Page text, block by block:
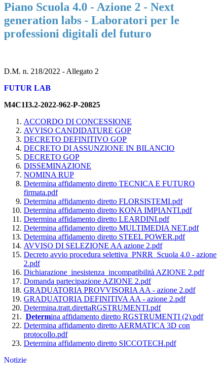
Piano Scuola 4.0 - Azione 2 - Next
generation labs - Laboratori per le
professioni digitali del futuro
D.M. n. 218/2022 - Allegato 2
FUTUR LAB
M4C1I3.2-2022-962-P-20825
ACCORDO DI CONCESSIONE
AVVISO CANDIDATURE GOP
DECRETO DEFINITIVO GOP
DECRETO DI ASSUNZIONE IN BILANCIO
DECRETO GOP
DISSEMINAZIONE
NOMINA RUP
Determina affidamento diretto TECNICA E FUTURO
firmata.pdf
Determina affidamento diretto FLORSISTEMI.pdf
Determina affidamento diretto KONA IMPIANTI.pdf
Determina affidamento diretto LEARDINI.pdf
Determina affidamento diretto MULTIMEDIA NET.pdf
Determina affidamento diretto STEEL POWER.pdf
AVVISO DI SELEZIONE AA azione 2.pdf
Decreto avvio procedura selettiva_PNRR_Scuola 4.0 - azione
2.pdf
Dichiarazione_inesistenza_incompatibilità AZIONE 2.pdf
Domanda partecipazione AZIONE 2.pdf
GRADUATORIA PROVVISORIA AA - azione 2.pdf
GRADUATORIA DEFINITIVA AA - azione 2.pdf
Determina.tratt.direttaRGSTRUMENTI.pdf
Determina affidamento diretto RGSTRUMENTI (2).pdf
Determina affidamento diretto AERMATICA 3D con
protocollo.pdf
Determina affidamento diretto SICCOTECH.pdf
Notizie